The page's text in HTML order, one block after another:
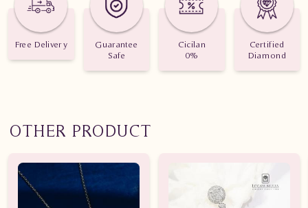
Temukan perhiasan berlian mewahmu sekarang hanya ditoko
berlian Logam Mulia
Free Delivery
Guarantee
Safe
Cicilan
0%
Certified
Diamond
OTHER PRODUCT